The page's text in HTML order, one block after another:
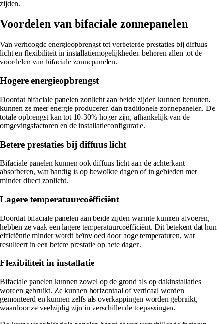
zijden.
Voordelen van bifaciale zonnepanelen
Van verhoogde energieopbrengst tot verbeterde prestaties bij diffuus
licht en flexibiliteit in installatiemogelijkheden behoren allen tot de
voordelen van bifaciale zonnepanelen.
Hogere energieopbrengst
Doordat bifaciale panelen zonlicht aan beide zijden kunnen benutten,
kunnen ze meer energie produceren dan traditionele zonnepanelen. De
totale opbrengst kan tot 10-30% hoger zijn, afhankelijk van de
omgevingsfactoren en de installatieconfiguratie.
Betere prestaties bij diffuus licht
Bifaciale panelen kunnen ook diffuus licht aan de achterkant
absorberen, wat handig is op bewolkte dagen of in gebieden met
minder direct zonlicht.
Lagere temperatuurcoëfficiënt
Doordat bifaciale panelen aan beide zijden warmte kunnen afvoeren,
hebben ze vaak een lagere temperatuurcoëfficiënt. Dit betekent dat hun
efficiëntie minder wordt beïnvloed door hoge temperaturen, wat
resulteert in een betere prestatie op hete dagen.
Flexibiliteit in installatie
Bifaciale panelen kunnen zowel op de grond als op dakinstallaties
worden gebruikt. Ze kunnen horizontaal of verticaal worden
gemonteerd en kunnen zelfs als overkappingen worden gebruikt,
waardoor ze veelzijdig zijn in verschillende toepassingen.